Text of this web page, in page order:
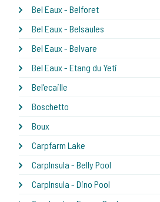
Bel Eaux - Belforet
Bel Eaux - Belsaules
Bel Eaux - Belvare
Bel Eaux - Etang du Yeti
Bel'ecaille
Boschetto
Boux
Carpfarm Lake
CarpInsula - Belly Pool
CarpInsula - Dino Pool